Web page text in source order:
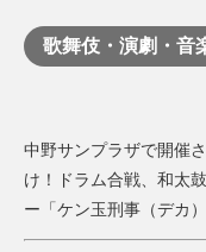
歌舞伎・演劇・音
中野サンプラザで開催
け！ドラム合戦、和太
ー「ケン玉刑事（デカ